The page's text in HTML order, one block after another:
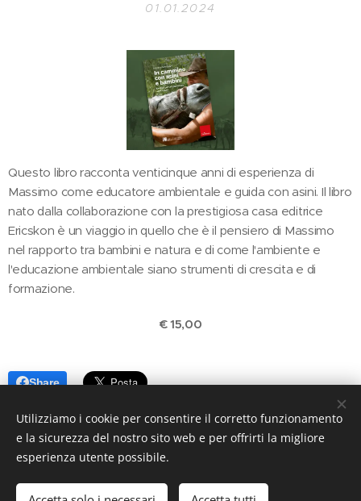
01.01.2024
Questo libro racconta venticinque anni di esperienza di
Massimo come educatore ambientale e guida con asini. Il libro
nato dalla collaborazione con la prestigiosa casa editrice
Ericskon è un viaggio in quello che è il pensiero di Massimo
nel rapporto tra bambini e natura e di come l'ambiente e
l'educazione ambientale siano strumenti di crescita e di
formazione.
€ 15,00
Share
© 2026Aria Aperta snc.Tutti i diritti riservati.
Utilizziamo i cookie per consentire il corretto funzionamento
e la sicurezza del nostro sito web e per offrirti la migliore
esperienza utente possibile.